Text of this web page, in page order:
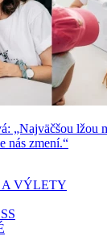
„Najväčšou lžou
nás zmení.“
A VÝLETY